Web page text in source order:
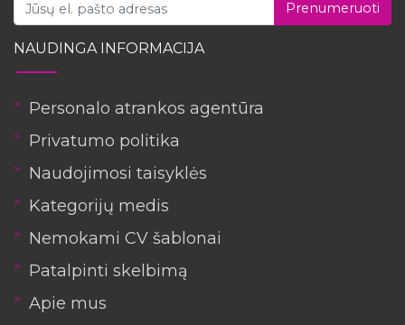
Prenumeruoti
NAUDINGA INFORMACIJA
Personalo atrankos agentūra
Privatumo politika
Naudojimosi taisyklės
Kategorijų medis
Nemokami CV šablonai
Patalpinti skelbimą
Apie mus